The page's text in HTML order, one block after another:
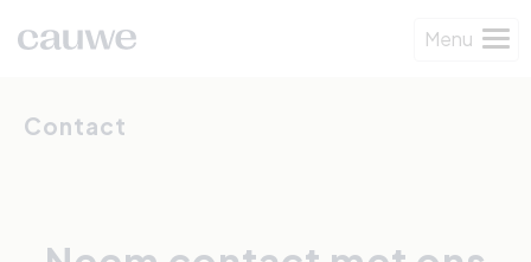
Menu
Contact